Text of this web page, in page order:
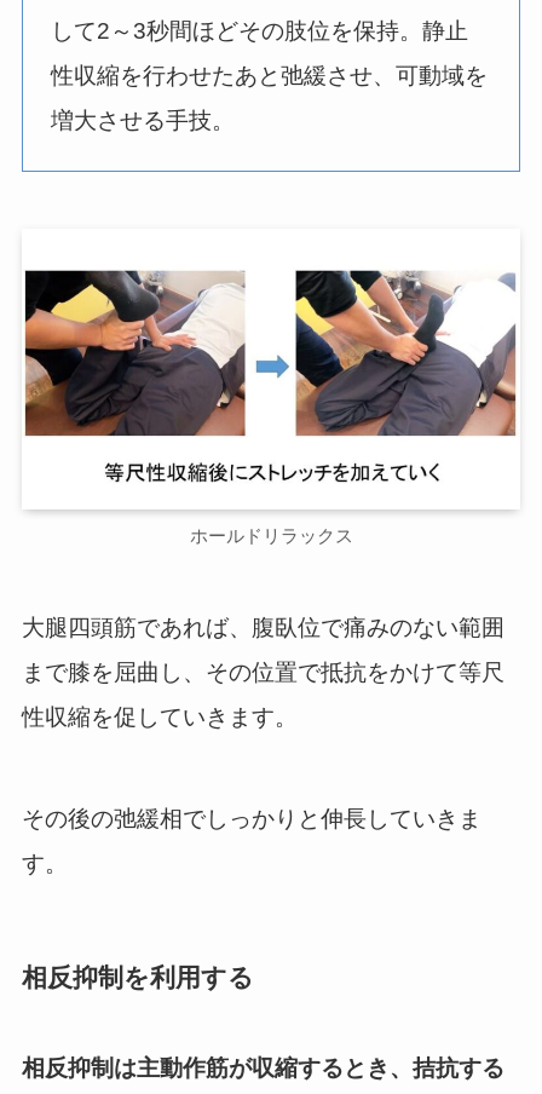
して2～3秒間ほどその肢位を保持。静止
性収縮を行わせたあと弛緩させ、可動域を
増大させる手技。
ホールドリラックス
大腿四頭筋であれば、腹臥位で痛みのない範囲
まで膝を屈曲し、その位置で抵抗をかけて等尺
性収縮を促していきます。
その後の弛緩相でしっかりと伸長していきま
す。
相反抑制を利用する
相反抑制は主動作筋が収縮するとき、拮抗する